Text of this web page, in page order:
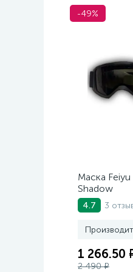
-49%
Маска
Shadow
4.7 3
1 266.50
2 490 ₽